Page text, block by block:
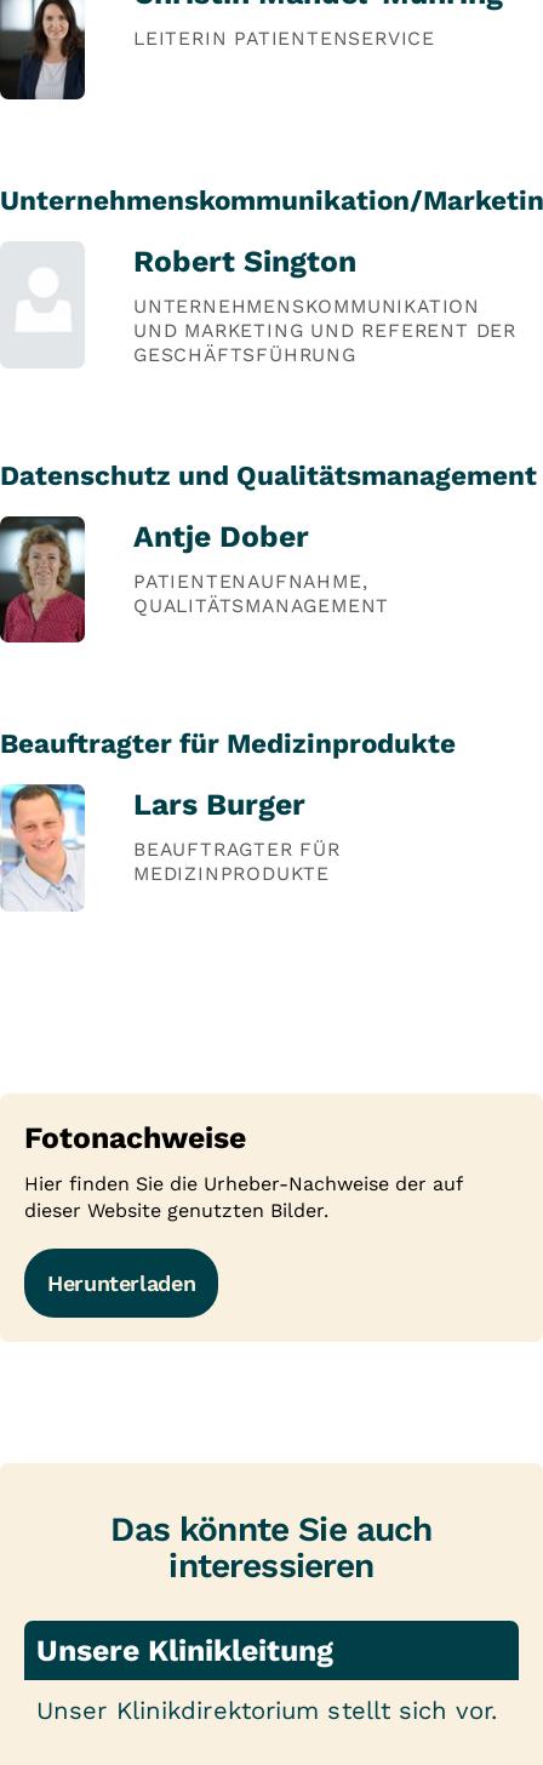
LEITERIN PATIENTENSERVICE
Unternehmenskommunikation/
Robert Sington
UNTERNEHMENSKOMMUNIKATION
UND MARKETING UND REFERENT DER
GESCHÄFTSFÜHRUNG
Datenschutz und Qualitätsmanagement
Antje Dober
PATIENTENAUFNAHME,
QUALITÄTSMANAGEMENT
Beauftragter für Medizinprodukte
Lars Burger
BEAUFTRAGTER FÜR
MEDIZINPRODUKTE
Fotonachweise
Hier finden Sie die Urheber-Nachweise der auf
dieser Website genutzten Bilder.
Herunterladen
Das könnte Sie auch
interessieren
Unsere Klinikleitung
Unser Klinikdirektorium stellt sich vor.